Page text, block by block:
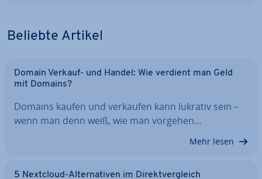
Beliebte Artikel
Domain Verkauf- und Handel: Wie verdient man Geld
mit Domains?
Domains kaufen und verkaufen kann lukrativ sein –
wenn man denn weiß, wie man vorgehen…
Mehr lesen
5 Nextcloud-Al­ter­na­ti­ven im Di­rekt­ver­gleich